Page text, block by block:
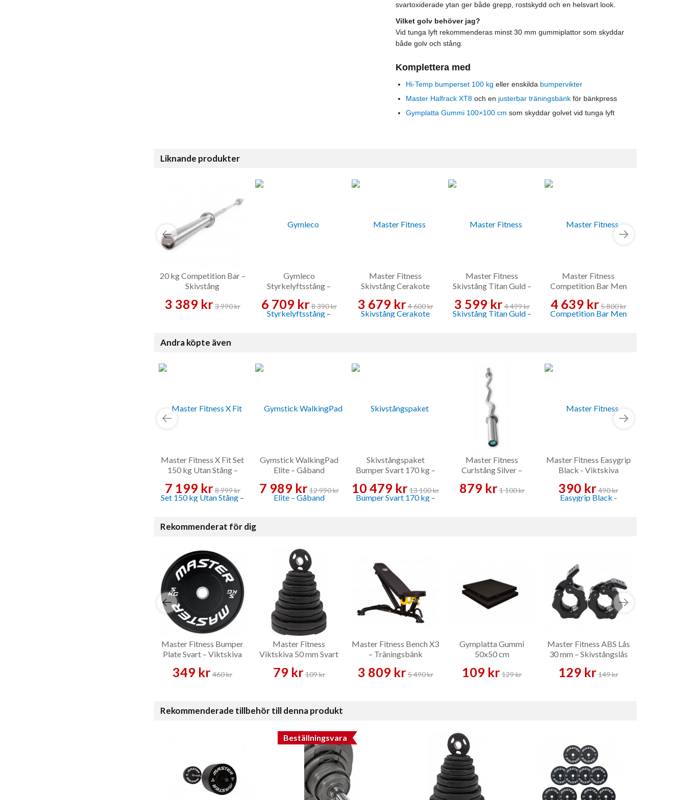
svartoxiderade ytan ger både grepp, rostskydd och en helsvart look.
Vilket golv behöver jag?
Vid tunga lyft rekommenderas minst 30 mm gummiplattor som skyddar
både golv och stång.
Komplettera med
Hi-Temp bumperset 100 kg eller enskilda bumpervikter
Master Halfrack XT8och en justerbar träningsbänkför bänkpress
Gymplatta Gummi 100×100 cm som skyddar golvet vid tunga lyft
Liknande produkter
20 kg Competition Bar –
Skivstång
3 389 kr3 990 kr
Gymleco
Styrkelyftsstång –
6 709 kr8 390 kr
Master Fitness
Skivstång Cerakote
3 679 kr4 600 kr
Master Fitness
Skivstång Titan Guld –
3 599 kr4 499 kr
Master Fitness
Competition Bar Men
4 639 kr5 800 kr
Andra köpte även
Master Fitness X Fit Set
150 kg Utan Stång –
7 199 kr8 999 kr
Gymstick WalkingPad
Elite – Gåband
7 989 kr12 990 kr
Skivstångspaket
Bumper Svart 170 kg –
10 479 kr13 100 kr
Master Fitness
Curlstång Silver –
879 kr1 100 kr
Master Fitness Easygrip
Black - Viktskiva
390 kr490 kr
Rekommenderat för dig
Master Fitness Bumper
Plate Svart – Viktskiva
349 kr460 kr
Master Fitness
Viktskiva 50 mm Svart
Viktskiva
79 kr109 kr
Master Fitness Bench X3
– Träningsbänk
3 809 kr5 490 kr
Gymplatta Gummi
50x50 cm
109 kr129 kr
Master Fitness ABS Lås
30 mm – Skivstångslås
129 kr149 kr
Rekommenderade tillbehör till denna produkt
Beställningsvara